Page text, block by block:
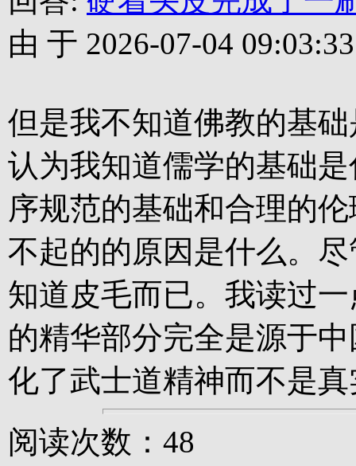
由 于 2026-07-04 09:03:33
但是我不知道佛教的基
认为我知道儒学的基础
序规范的基础和合理的
不起的的原因是什么。
知道皮毛而已。我读过
的精华部分完全是源于
化了武士道精神而不是
阅读次数：48